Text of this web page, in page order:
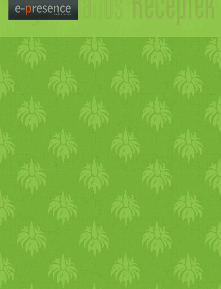
főzzük benne aspagettit is.
hívják blansírozásnak,
mepuhuljon, de ne főljön
értékes
tápanyagait is.
elkészítjük azöld
hozzátesszük az
olíva olaj
blansírozott nagyobb darab
főzővízből. Ezt az egészet
spagetti
zöldspárgás
otthon, akkor mozsárban